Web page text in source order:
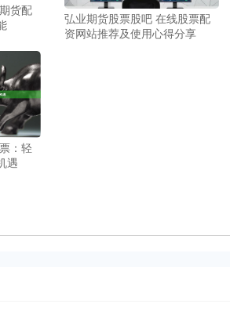
货配
弘业期货股票股吧 在线股票配
资网站推荐及使用心得分享
：轻
遇